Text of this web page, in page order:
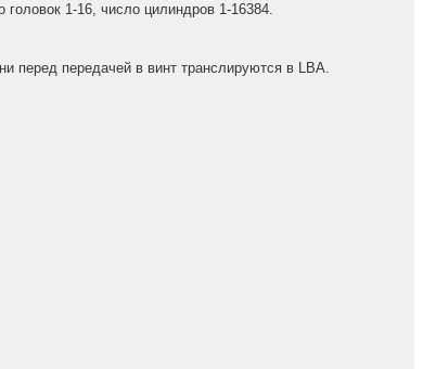
1-16, число цилиндров 1-16384.
перед передачей в винт транслируются в LBA.